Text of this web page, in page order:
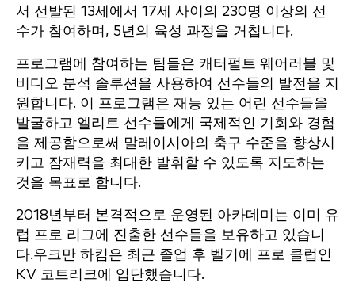
서 선발된 13세에서 17세 사이의 230명 이상의 선
수가 참여하며, 5년의 육성 과정을 거칩니다.
프로그램에 참여하는 팀들은 캐터펄트 웨어러블 및
비디오 분석 솔루션을 사용하여 선수들의 발전을 지
원합니다. 이 프로그램은 재능 있는 어린 선수들을
발굴하고 엘리트 선수들에게 국제적인 기회와 경험
을 제공함으로써 말레이시아의 축구 수준을 향상시
키고 잠재력을 최대한 발휘할 수 있도록 지도하는
것을 목표로 합니다.
2018년부터 본격적으로 운영된 아카데미는 이미 유
럽 프로 리그에 진출한 선수들을 보유하고 있습니
다.우크만 하킴은 최근 졸업 후 벨기에 프로 클럽인
KV 코트리크에 입단했습니다.